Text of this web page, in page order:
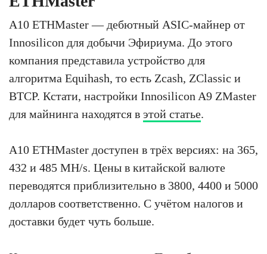
A10 ETHMaster — дебютный ASIC-майнер от
Innosilicon для добычи Эфириума. До этого
компания представила устройство для
алгоритма Equihash, то есть Zcash, ZClassic и
BTCP. Кстати, настройки Innosilicon A9 ZMaster
для майнинга находятся в этой статье.
A10 ETHMaster доступен в трёх версиях: на 365,
432 и 485 MH/s. Цены в китайской валюте
переводятся приблизительно в 3800, 4400 и 5000
долларов соответственно. С учётом налогов и
доставки будет чуть больше.